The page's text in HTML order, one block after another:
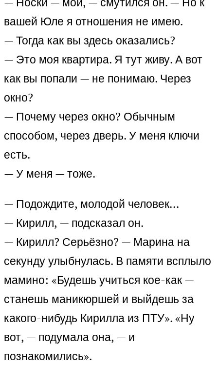
вашей Юле я отношения не имею.
— Тогда как вы здесь оказались?
— Это моя квартира. Я тут живу. А вот
как вы попали — не понимаю. Через
окно?
— Почему через окно? Обычным
способом, через дверь. У меня ключи
есть.
— У меня — тоже.
— Подождите, молодой человек…
— Кирилл, — подсказал он.
— Кирилл? Серьёзно? — Марина на
секунду улыбнулась. В памяти всплыло
мамино: «Будешь учиться кое-как —
станешь маникюршей и выйдешь за
какого-нибудь Кирилла из ПТУ». «Ну
вот, — подумала она, — и
познакомились».